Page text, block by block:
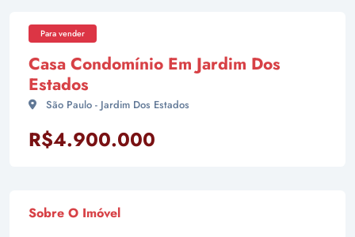
Para vender
Casa Condomínio Em Jardim Dos
Estados
São Paulo - Jardim Dos Estados
R$4.900.000
Sobre O Imóvel